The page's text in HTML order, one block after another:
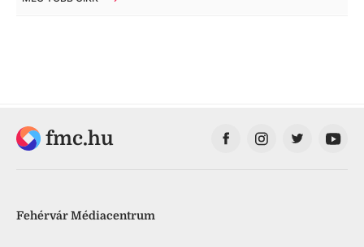
fmc.hu
Fehérvár Médiacentrum